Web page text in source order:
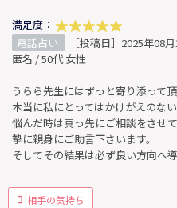
満足度：
電話占い
［投稿日］2025年08
匿名 / 50代 女性
うらら先生にはずっと寄り添って
本当に私にとってはかけがえのない
悩んだ時は真っ先にご相談をさせ
摯に親身にご助言下さいます。
そしてその結果は必ず良い方向へ導
相手の気持ち